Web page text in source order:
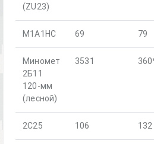
(ZU23)
M1A1HC 69 79
Миномет
2Б11
120-мм
(лесной)
3531
2С25 106 132